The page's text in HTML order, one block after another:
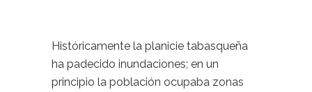
Históricamente la planicie tabasqueña
ha padecido inundaciones; en un
principio la población ocupaba zonas